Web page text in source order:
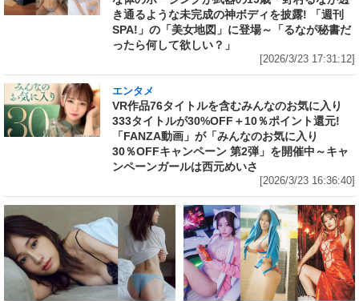
き通るような未完成の神ボディを披露! 「週刊
SPA!」の「美女地図」に登場～「るなが秘書だ
ったら何して欲しい？」
[2026/3/23 17:31:12]
エンタメ
VR作品76タイトルを含むみんなのお気に入り
333タイトルが30%OFF＋10％ポイント還元!
「FANZA動画」が「みんなのお気に入り
30％OFFキャンペーン 第2弾」を開催中～キャ
ンペーンガールは西元めいさ
[2026/3/23 16:36:40]